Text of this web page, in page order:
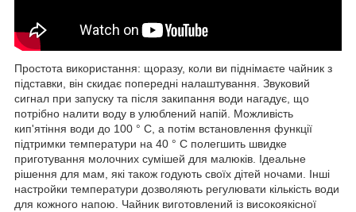
Простота використання: щоразу, коли ви піднімаєте чайник з
підставки, він скидає попередні налаштування. Звуковий
сигнал при запуску та після закипання води нагадує, що
потрібно налити воду в улюблений напій. Можливість
кип'ятіння води до 100 ° C, а потім встановлення функції
підтримки температури на 40 ° C полегшить швидке
приготування молочних сумішей для малюків. Ідеальне
рішення для мам, які також годують своїх дітей ночами. Інші
настройки температури дозволяють регулювати кількість води
для кожного напою. Чайник виготовлений із високоякісної